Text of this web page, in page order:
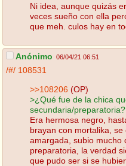
Ni idea, aunque quizás
veces sueño con ella
que meh. culos hay en
Anónimo 06/04/21 06:51
/#/ 108531
>>108206 (OP)
>¿Qué fue de la chica
secundaria/preparatoria?
Era hermosa negro,
brayan con mortalika,
amargada, subio mucho
preparatoria, la verdad
que pudo ser si se